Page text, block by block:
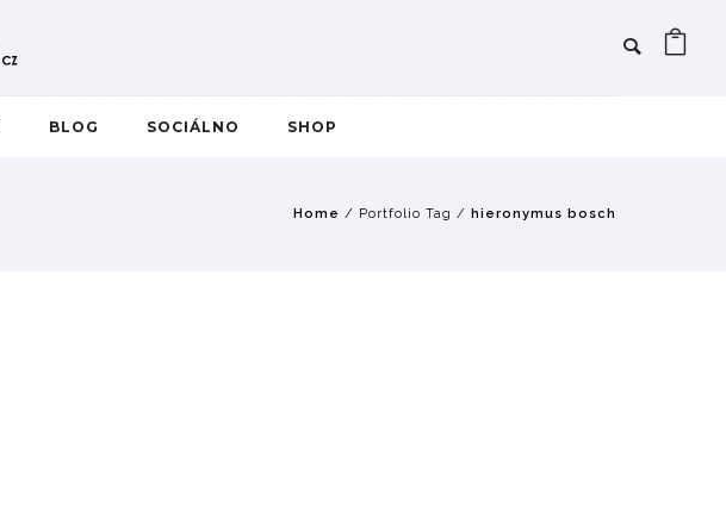
BLOG SOCIÁLNO SHOP
Home / Portfolio Tag / hieronymus bosch